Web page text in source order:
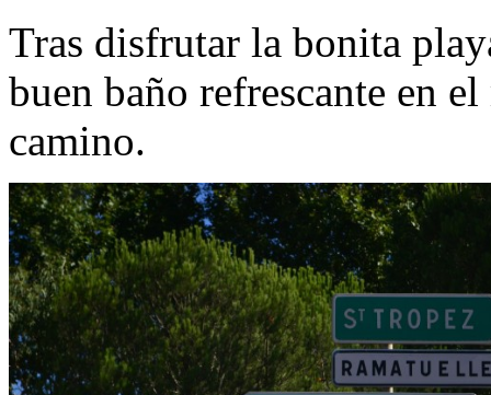
Tras disfrutar la bonita
buen baño refrescante en
camino.